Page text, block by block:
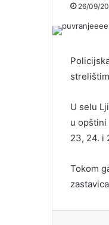
26/09/
U selu
u opštini
23, 24. i
Tokom